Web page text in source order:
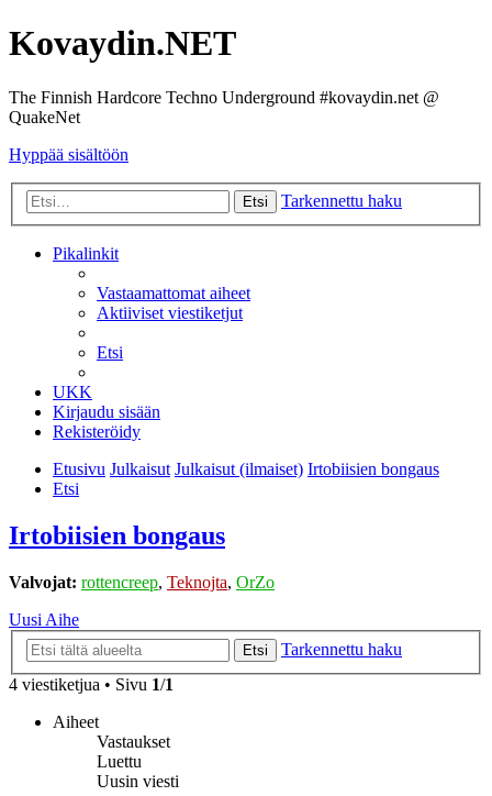
Kovaydin.NET
The Finnish Hardcore Techno Underground #kovaydin.net @
QuakeNet
Hyppää sisältöön
Etsi Tarkennettu haku
Pikalinkit
Vastaamattomat aiheet
Aktiiviset viestiketjut
Etsi
UKK
Kirjaudu sisään
Rekisteröidy
Etusivu Julkaisut Julkaisut (ilmaiset) Irtobiisien bongaus
Etsi
Irtobiisien bongaus
Valvojat: rottencreep, Teknojta, OrZo
Uusi Aihe
Etsi
Tarkennettu haku
4 viestiketjua • Sivu 1/1
Aiheet
Vastaukset
Luettu
Uusin viesti